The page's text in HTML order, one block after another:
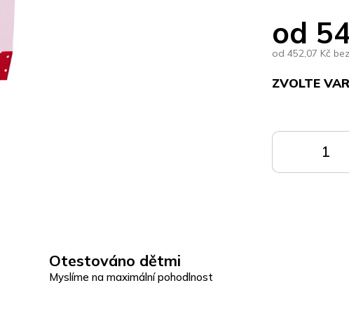
Otestováno dětmi
Myslíme na maximální pohodlnost
od
od452,07 Kč
ZVOLTE